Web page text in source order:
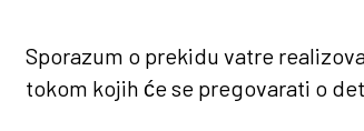
Sporazum o prekidu vatre
tokom kojih će se pregovarati o